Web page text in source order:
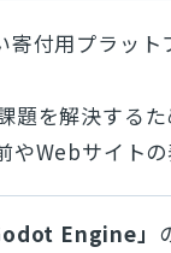
付用プラッ
題を解決する
やWebサイト
Engine」